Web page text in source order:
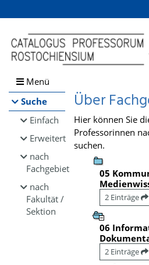
Browsen
direkt zum Inhalt
Menü
Suche
Einfach
Erweitert
nach
Fachgebiet
nach
Fakultät /
Sektion
Über
Hier können Sie
Professorinnen
suchen.
05
2 Einträge
06
2 Einträge